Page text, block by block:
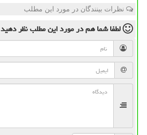
نظرات بینندگان در مورد این مطلب
لطفا شما همدر مورد این مطلبنظر دهید